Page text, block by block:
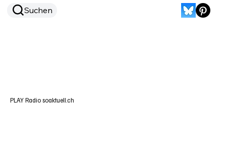
Suchen
PLAY Radio soaktuell.ch